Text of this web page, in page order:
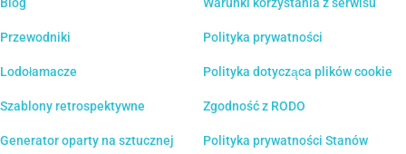
Blog
Przewodniki
Lodołamacze
Szablony retrospektywne
Generator oparty na sztucznej
Warunki korzystania z serwisu
Polityka prywatności
Polityka dotycząca plików cookie
Zgodność z RODO
Polityka prywatności Stanów